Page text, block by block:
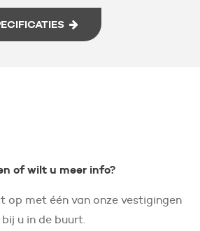
of wilt u meer info?
op met één van onze vestigingen
bij u in de buurt.